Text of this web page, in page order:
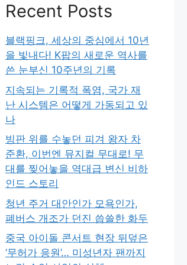
Recent Posts
블랙핑크, 세상의 중심에서 10년
을 빛내다! K팝의 새로운 역사를
쓴 눈부신 10주년의 기록
지속되는 기록적 폭염, 국가 재
난 시스템은 어떻게 가동되고 있
나
빙판 위를 수놓던 피겨 왕자 차
준환, 이번엔 뮤지컬 무대로! 무
대를 찢어놓을 역대급 변신 비하
인드 스토리
청년 주거 대안인가 모욕인가,
폐버스 개조가 던진 씁쓸한 화두
중국 아이돌 콘서트 현장 뒤덮은
‘무허가 응원’… 미성년자 팬까지